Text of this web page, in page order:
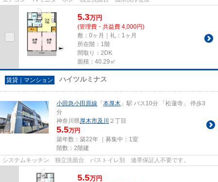
5.3万円
(管理費・共益費 4,000円)
敷：0ヶ月｜礼：1ヶ月
所在階：1階
間取り：2DK
面積：40.29㎡
賃貸｜マンション ハイツルミナス
小田急小田原線 「本厚木 」駅 バス10分 「松蓮寺」 停歩3
分
神奈川県厚木市及川 ２丁目
5.5万円
築年数：築22年 ｜募集中： 1室
階数：2階建
システムキッチン 独立洗面台 バストイレ別 連帯保証人不要です。
5.5万円